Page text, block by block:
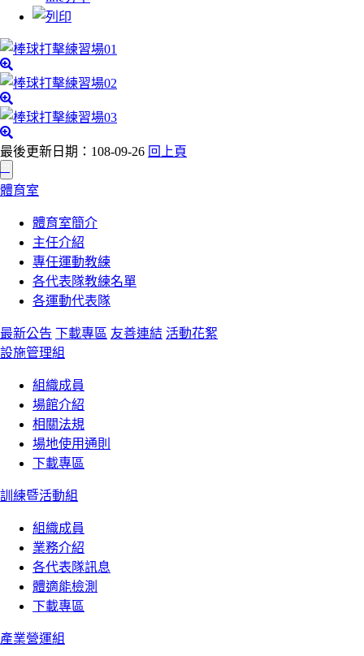
最後更新日期：108-09-26 回上頁
:::
體育室
體育室簡介
主任介紹
專任運動教練
各代表隊教練名單
各運動代表隊
最新公告 下載專區 友善連結 活動花絮
設施管理組
組織成員
場館介紹
相關法規
場地使用通則
下載專區
訓練暨活動組
組織成員
業務介紹
各代表隊訊息
體適能檢測
下載專區
產業營運組